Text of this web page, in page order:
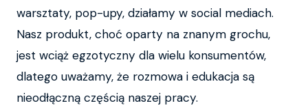
warsztaty, pop-upy, działamy w social mediach.
Nasz produkt, choć oparty na znanym grochu,
jest wciąż egzotyczny dla wielu konsumentów,
dlatego uważamy, że rozmowa i edukacja są
nieodłączną częścią naszej pracy.